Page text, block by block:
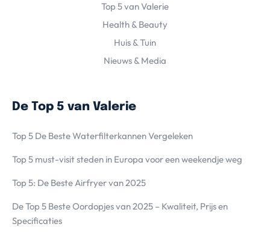
Top 5 van Valerie
Health & Beauty
Huis & Tuin
Nieuws & Media
De Top 5 van Valerie
Top 5 De Beste Waterfilterkannen Vergeleken
Top 5 must-visit steden in Europa voor een weekendje weg
Top 5: De Beste Airfryer van 2025
De Top 5 Beste Oordopjes van 2025 – Kwaliteit, Prijs en
Specificaties